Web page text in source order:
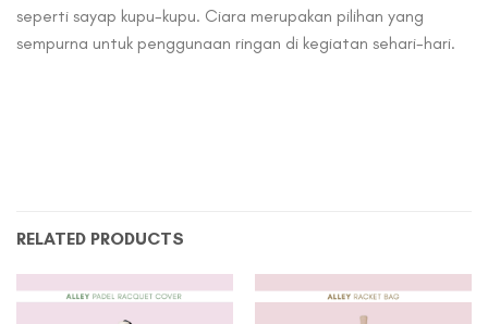
seperti sayap kupu-kupu. Ciara merupakan pilihan yang
sempurna untuk penggunaan ringan di kegiatan sehari-hari.
RELATED PRODUCTS